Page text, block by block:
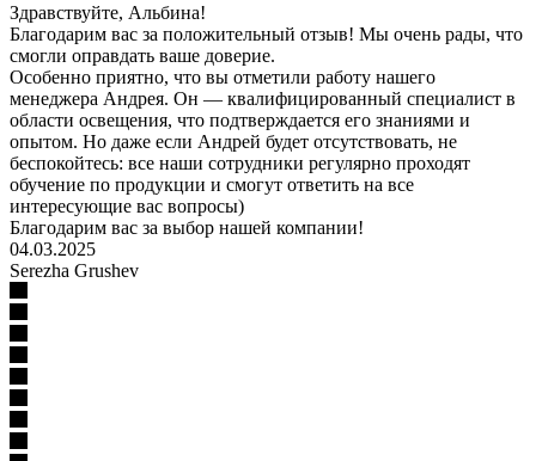
Здравствуйте, Альбина!
Благодарим вас за положительный отзыв! Мы очень рады, что
смогли оправдать ваше доверие.
Особенно приятно, что вы отметили работу нашего
менеджера Андрея. Он — квалифицированный специалист в
области освещения, что подтверждается его знаниями и
опытом. Но даже если Андрей будет отсутствовать, не
беспокойтесь: все наши сотрудники регулярно проходят
обучение по продукции и смогут ответить на все
интересующие вас вопросы)
Благодарим вас за выбор нашей компании!
04.03.2025
Serezha Grushev